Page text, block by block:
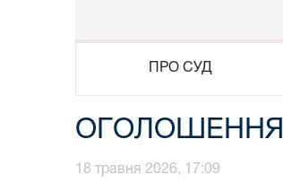
ПРО СУД
ОГОЛОШЕННЯ
18 травня 2026, 17:09